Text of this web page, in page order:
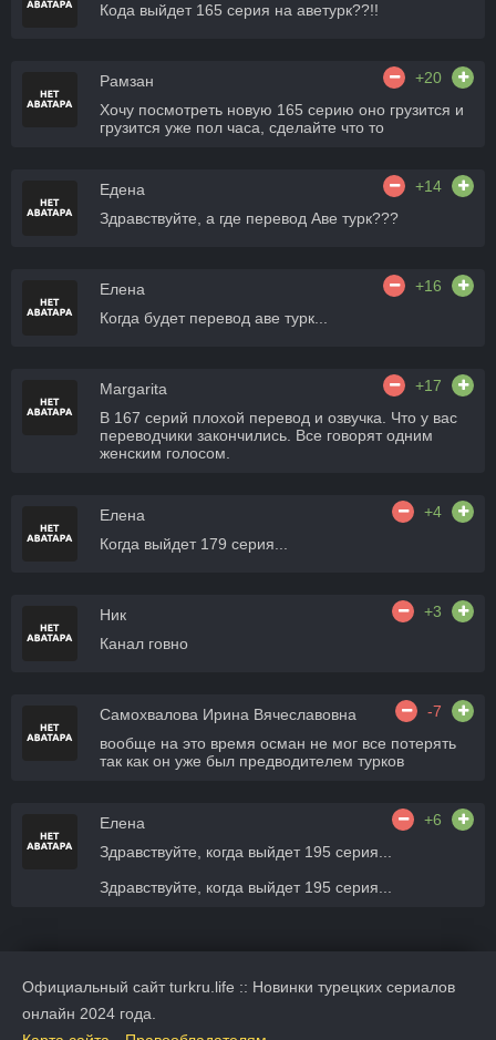
Кода выйдет 165 серия на аветурк??!!
Рамзан
+20
Хочу посмотреть новую 165 серию оно грузится и
грузится уже пол часа, сделайте что то
Едена
+14
Здравствуйте, а где перевод Аве турк???
Елена
+16
Когда будет перевод аве турк...
Margarita
+17
В 167 серий плохой перевод и озвучка. Что у вас
переводчики закончились. Все говорят одним
женским голосом.
Елена
+4
Когда выйдет 179 серия...
Ник
+3
Канал говно
Самохвалова Ирина Вячеславовна
-7
вообще на это время осман не мог все потерять
так как он уже был предводителем турков
Елена
+6
Здравствуйте, когда выйдет 195 серия...
Здравствуйте, когда выйдет 195 серия...
Официальный сайт turkru.life :: Новинки турецких сериалов
онлайн 2024 года.